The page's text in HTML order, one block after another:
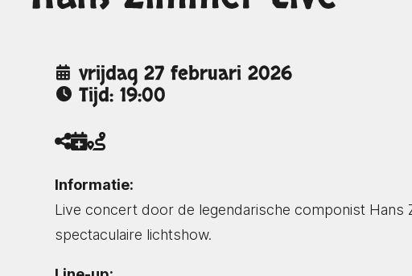
vrijdag 27 februari 2026
Tijd: 19:00
Informatie:
Live concert door de legendarische componist Hans
spectaculaire lichtshow.